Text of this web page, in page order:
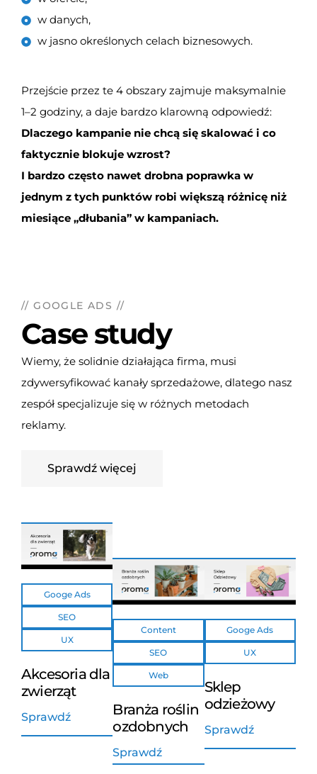
w danych,
w jasno określonych celach biznesowych.
Przejście przez te 4 obszary zajmuje maksymalnie
1–2 godziny, a daje bardzo klarowną odpowiedź:
Dlaczego kampanie nie chcą się skalować i co
faktycznie blokuje wzrost?
I bardzo często nawet drobna poprawka w
jednym z tych punktów robi większą różnicę niż
miesiące „dłubania” w kampaniach.
// GOOGLE ADS //
Case study
Wiemy, że solidnie działająca firma, musi
zdywersyfikować kanały sprzedażowe, dlatego nasz
zespół specjalizuje się w różnych metodach
reklamy.
Sprawdź więcej
Googe Ads
SEO
UX
Akcesoria dla
zwierząt
Sprawdź
Content
SEO
Web
Branża roślin
ozdobnych
Sprawdź
Googe Ads
UX
Sklep
odzieżowy
Sprawdź